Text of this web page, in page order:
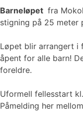
Barneløpet fra
stigning på 25 meter
Løpet blir arrangert i
åpent for alle barn!
foreldre.
Uformell fellesstart
Påmelding her